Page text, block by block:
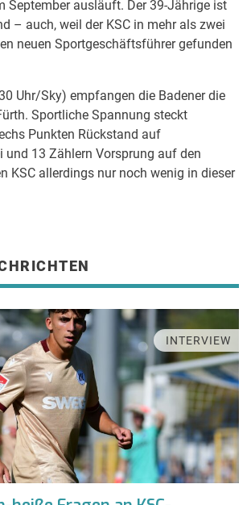
September ausläuft. Der 39-Jährige ist
– auch, weil der KSC in mehr als zwei
neuen Sportgeschäftsführer gefunden
Uhr/Sky) empfangen die Badener die
Sportliche Spannung steckt
Punkten Rückstand auf
und 13 Zählern Vorsprung auf den
KSC allerdings nur noch wenig in dieser
INTERVIEW